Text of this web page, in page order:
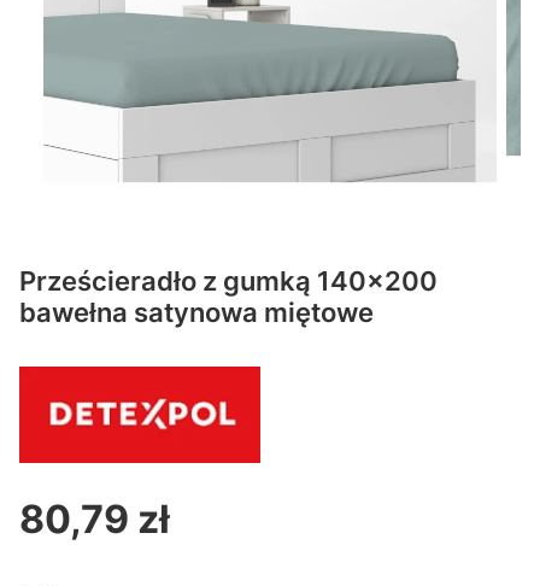
Prześcieradło z gumką 140x200
bawełna satynowa miętowe
Cena
80,79 zł